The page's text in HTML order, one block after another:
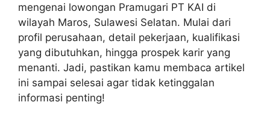
mengenai lowongan Pramugari PT KAI di
wilayah Maros, Sulawesi Selatan. Mulai dari
profil perusahaan, detail pekerjaan, kualifikasi
yang dibutuhkan, hingga prospek karir yang
menanti. Jadi, pastikan kamu membaca artikel
ini sampai selesai agar tidak ketinggalan
informasi penting!